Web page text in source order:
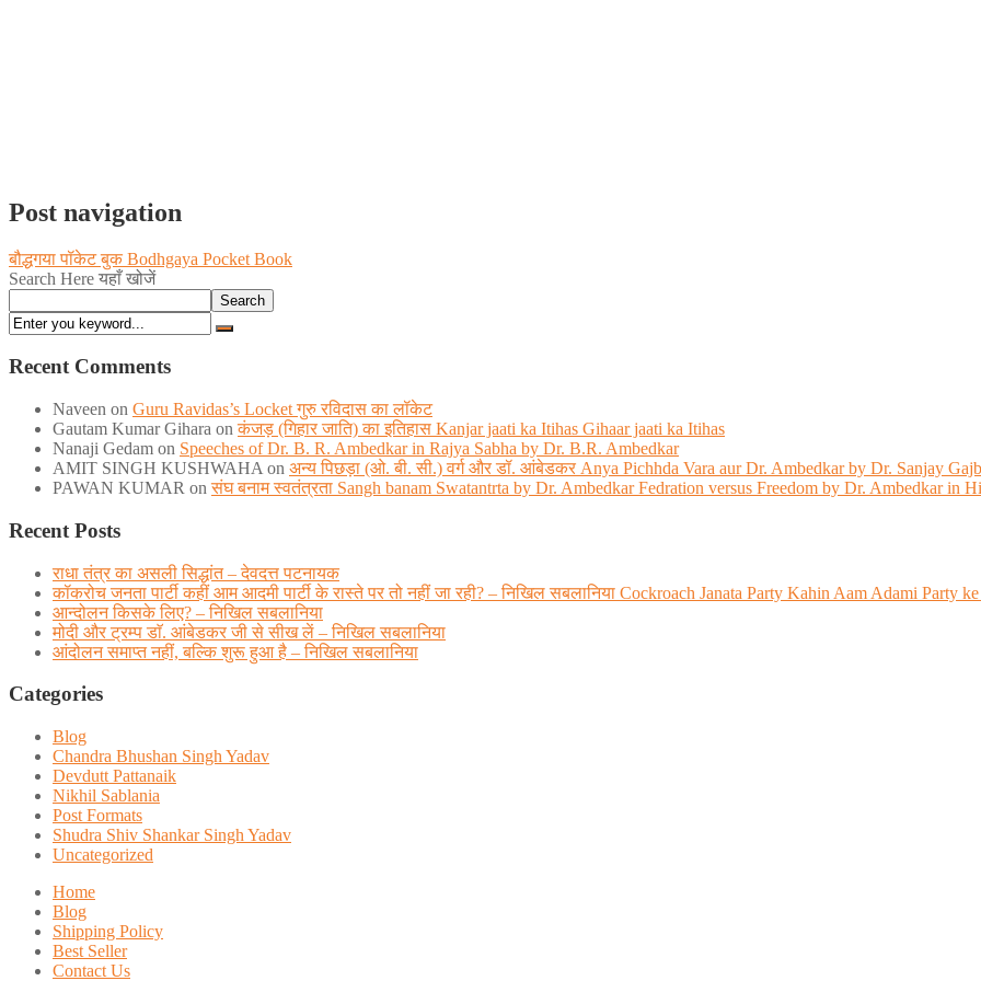
Post navigation
बौद्धगया पॉकेट बुक Bodhgaya Pocket Book
Search Here यहाँ खोजें
Search
Recent Comments
Naveen on Guru Ravidas’s Locket गुरु रविदास का लॉकेट
Gautam Kumar Gihara onकंजड़ (गिहार जाति) का इतिहास Kanjar jaati ka Itihas Gihaar jaati ka Itihas
Nanaji Gedam on Speeches of Dr. B. R. Ambedkar in Rajya Sabha by Dr. B.R. Ambedkar
AMIT SINGH KUSHWAHA on अन्य पिछड़ा (ओ. बी. सी.) वर्ग और डॉ. आंबेडकर Anya Pichhda Vara aur Dr. Ambedkar by Dr. Sanjay
PAWAN KUMAR onसंघ बनाम स्वतंत्रता Sangh banam Swatantrta by Dr. Ambedkar Fedration versus Freedom by Dr. Ambedkar in
Recent Posts
राधा तंत्र का असली सिद्धांत – देवदत्त पटनायक
कॉकरोच जनता पार्टी कहीं आम आदमी पार्टी के रास्ते पर तो नहीं जा रही? – निखिल सबलानिया Cockroach Janata Party Kahin Aam Adami Party
आन्दोलन किसके लिए? – निखिल सबलानिया
मोदी और ट्रम्प डाॅ. आंबेडकर जी से सीख लें – निखिल सबलानिया
आंदोलन समाप्त नहीं, बल्कि शुरू हुआ है – निखिल सबलानिया
Categories
Blog
Chandra Bhushan Singh Yadav
Devdutt Pattanaik
Nikhil Sablania
Post Formats
Shudra Shiv Shankar Singh Yadav
Uncategorized
Home
Blog
Shipping Policy
Best Seller
Contact Us